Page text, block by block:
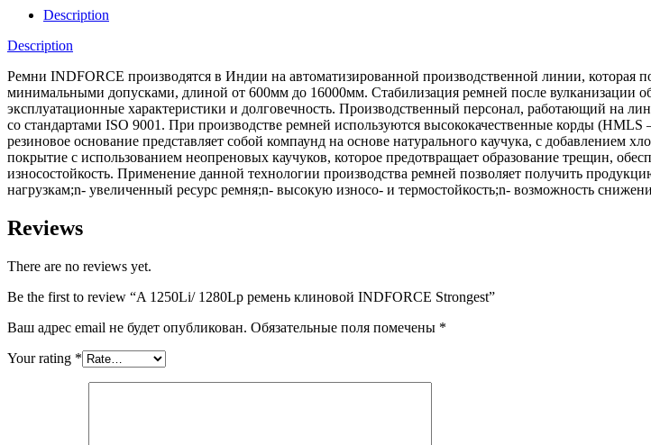
Description
Description
Ремни INDFORCE производятся в Индии на автоматизированной производственной линии, которая
минимальными допусками, длиной от 600мм до 16000мм. Стабилизация ремней после вулканизации
эксплуатационные характеристики и долговечность. Производственный персонал, работающий на
со стандартами ISO 9001. При производстве ремней используются высококачественные корды
резиновое основание представляет собой компаунд на основе натурального каучука, с
покрытие с использованием неопреновых каучуков, которое предотвращает образование трещин,
износостойкость. Применение данной технологии производства ремней позволяет получить
нагрузкам;n- увеличенный ресурс ремня;n- высокую износо- и термостойкость;n- возможность
Reviews
There are no reviews yet.
Be the first to review “A 1250Li/ 1280Lp ремень клиновой INDFORCE Strongest”
Ваш адрес email не будет опубликован. Обязательные поля помечены *
Your rating *